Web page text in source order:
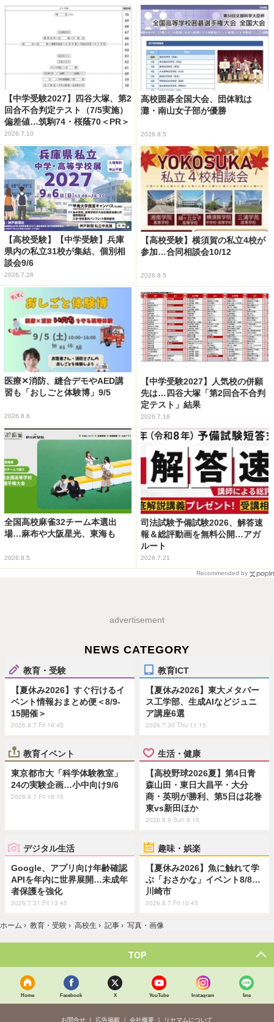
【中学受験2027】四谷大塚、第2
回合不合判定テスト（7/5実施）
偏差値…筑駒74・桜蔭70＜PR＞
2026.7.10
高校囲碁全国大会、団体戦は
灘・南山女子部が優勝
2026.8.5
【高校受験】【中学受験】兵庫
県内の私立31校が集結、個別相
談会9/6
2026.7.28
【高校受験】横須賀の私立4校が
参加…合同相談会10/12
2026.8.5
医療✕消防、縫合デモやAED講
習も「おしごと体験博」9/5
2026.8.6
【中学受験2027】人気校の併願
先は…四谷大塚「第2回合不合判
定テスト」結果
2026.7.16
全国高校麻雀32チーム本選出
場…麻布や大阪星光、東海も
2026.8.5
司法試験予備試験2026、解答速
報＆総評動画を無料公開…アガ
ルート
2026.7.21
Recommended by
advertisement
NEWS CATEGORY
教育・受験
【夏休み2026】すぐ行けるイ
ベント情報おまとめ便＜8/9-
15開催＞
2026.8.7 Fri 19:45
教育ICT
【夏休み2026】東大メタバー
ス工学部、生成AIなどジュニ
ア講座6選
2026.7.30 Thu 11:15
教育イベント
東京都市大「科学体験教室」
24の実験企画…小中向け9/6
2026.8.7 Fri 18:15
生活・健康
【高校野球2026夏】第4日青
森山田・東日大昌平・大分
商・英明が勝利、第5日は花巻
東vs新田ほか
2026.8.9 Sun 9:15
デジタル生活
Google、アプリ向け年齢確認
APIを年内に世界展開…未成年
者保護を強化
2026.7.31 Fri 13:45
趣味・娯楽
【夏休み2026】魚に触れて学
ぶ「おさかな」イベント8/8…
川崎市
2026.8.7 Fri 10:45
ホーム › 教育・受験 › 高校生 › 記事 › 写真・画像
TOP
Home Facebook X YouTube Instagram line
お問合せ 広告掲載 会社概要 リセマムについて